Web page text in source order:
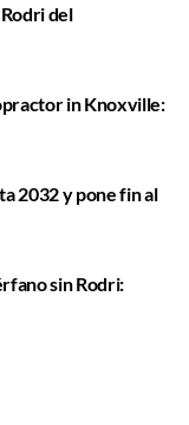
del
in Knoxville:
2032 y pone fin al
sin Rodri: